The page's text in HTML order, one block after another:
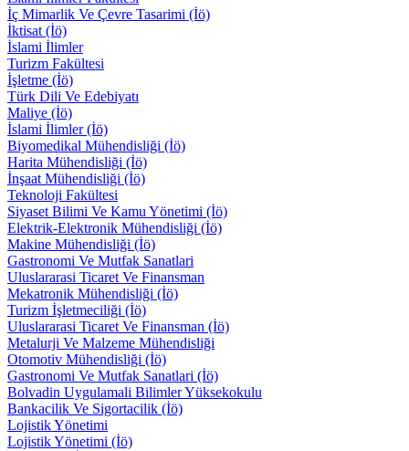
İç Mimarlik Ve Çevre Tasarimi (İö)
İktisat (İö)
İslami İlimler
Turizm Fakültesi
İşletme (İö)
Türk Dili Ve Edebiyatı
Maliye (İö)
İslami İlimler (İö)
Biyomedikal Mühendisliği (İö)
Harita Mühendisliği (İö)
İnşaat Mühendisliği (İö)
Teknoloji Fakültesi
Siyaset Bilimi Ve Kamu Yönetimi (İö)
Elektrik-Elektronik Mühendisliği (İö)
Makine Mühendisliği (İö)
Gastronomi Ve Mutfak Sanatlari
Uluslararasi Ticaret Ve Finansman
Mekatronik Mühendisliği (İö)
Turizm İşletmeciliği (İö)
Uluslararasi Ticaret Ve Finansman (İö)
Metalurji Ve Malzeme Mühendisliği
Otomotiv Mühendisliği (İö)
Gastronomi Ve Mutfak Sanatlari (İö)
Bolvadin Uygulamali Bilimler Yüksekokulu
Bankacilik Ve Sigortacilik (İö)
Lojistik Yönetimi
Lojistik Yönetimi (İö)